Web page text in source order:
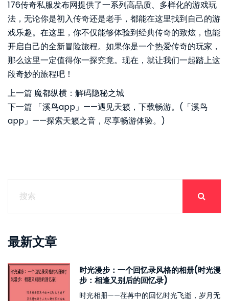
176传奇私服发布网提供了一系列高品质、多样化的游戏玩
法，无论你是初入传奇还是老手，都能在这里找到自己的游
戏乐趣。在这里，你不仅能够体验到经典传奇的致炫，也能
开启自己的全新冒险旅程。如果你是一个热爱传奇的玩家，
那么这里一定值得你一探究竟。现在，就让我们一起踏上这
段奇妙的旅程吧！
上一篇 魔都纵横：解码隐秘之城
下一篇
「溪鸟app」——遇见天籁，下载畅游。(「溪鸟
app」——探索天籁之音，尽享畅游体验。)
最新文章
时光漫步：一个回忆录风格的相册(时光漫
步：相逢又别后的回忆录)
时光相册——荏苒中的回忆时光飞逝，岁月无